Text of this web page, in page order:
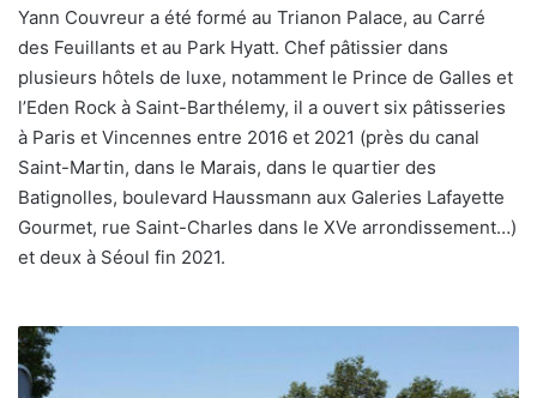
Yann Couvreur a été formé au Trianon Palace, au Carré
des Feuillants et au Park Hyatt. Chef pâtissier dans
plusieurs hôtels de luxe, notamment le Prince de Galles et
l’Eden Rock à Saint-Barthélemy, il a ouvert six pâtisseries
à Paris et Vincennes entre 2016 et 2021 (près du canal
Saint-Martin, dans le Marais, dans le quartier des
Batignolles, boulevard Haussmann aux Galeries Lafayette
Gourmet, rue Saint-Charles dans le XVe arrondissement…)
et deux à Séoul fin 2021.
EHL
Hospitality
Business